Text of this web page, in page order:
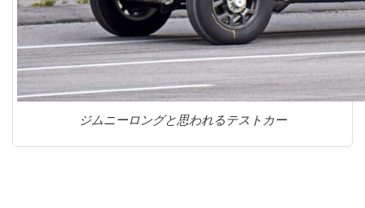
ジムニーロングと思われるテストカー